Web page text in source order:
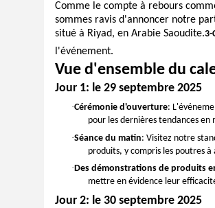
Comme le compte à rebours
sommes ravis d'annoncer notre
situé à Riyad, en Arabie Saoudite.3-
l'événement.
Vue d'ensemble du
Jour 1: le 29 septembre 2025
·Cérémonie d'ouverture:
pour les dernières tendances
·Séance du matin: Visitez notre
produits, y compris les poutres
·Des démonstrations de produits
mettre en évidence leur
Jour 2: le 30 septembre 2025